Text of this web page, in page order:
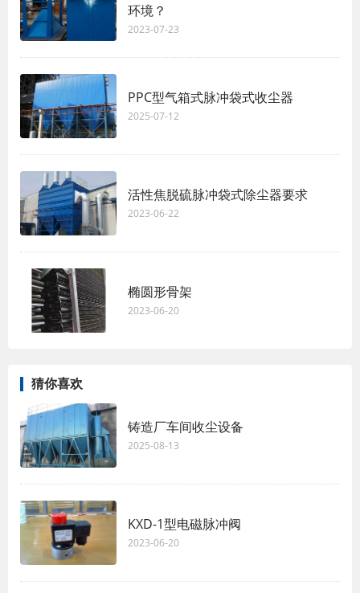
环境？
2023-07-23
PPC型气箱式脉冲袋式收尘器
2025-07-12
活性焦脱硫脉冲袋式除尘器要求
2023-06-22
椭圆形骨架
2023-06-20
猜你喜欢
铸造厂车间收尘设备
2025-08-13
KXD-1型电磁脉冲阀
2023-06-20